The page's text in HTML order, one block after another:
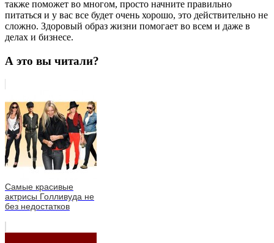
также поможет во многом, просто начните правильно
питаться и у вас все будет очень хорошо, это действительно не
сложно. Здоровый образ жизни помогает во всем и даже в
делах и бизнесе.
А это вы читали?
Самые красивые
актрисы Голливуда не
без недостатков